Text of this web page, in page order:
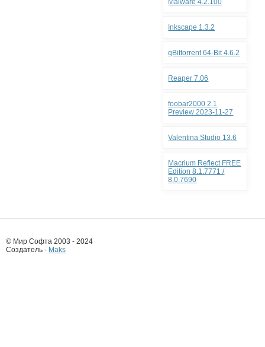
Inkscape 1.3.2
qBittorrent 64-Bit 4.6.2
Reaper 7.06
foobar2000 2.1
Preview 2023-11-27
Valentina Studio 13.6
Macrium Reflect FREE
Edition 8.1.7771 /
8.0.7690
© Мир Софта 2003 - 2024
Создатель - Maks